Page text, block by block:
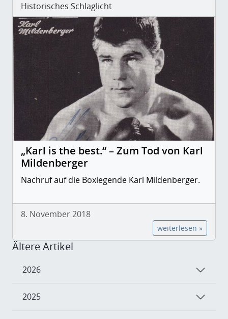
Historisches Schlaglicht
„Karl is the best.“ – Zum Tod von Karl
Mildenberger
Nachruf auf die Boxlegende Karl Mildenberger.
8. November 2018
weiterlesen »
Ältere Artikel
2026
2025